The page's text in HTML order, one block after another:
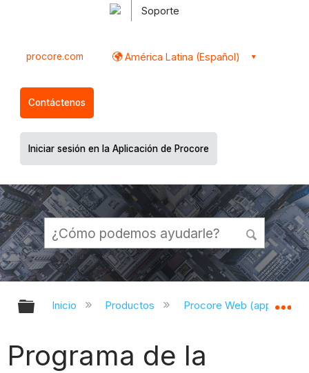
Soporte
procore.com América Latina (Español)
Contáctenos
Iniciar sesión en la Aplicación de Procore
Expandir/contraer jerarquía global
Inicio Productos Procore Web
Programa de la